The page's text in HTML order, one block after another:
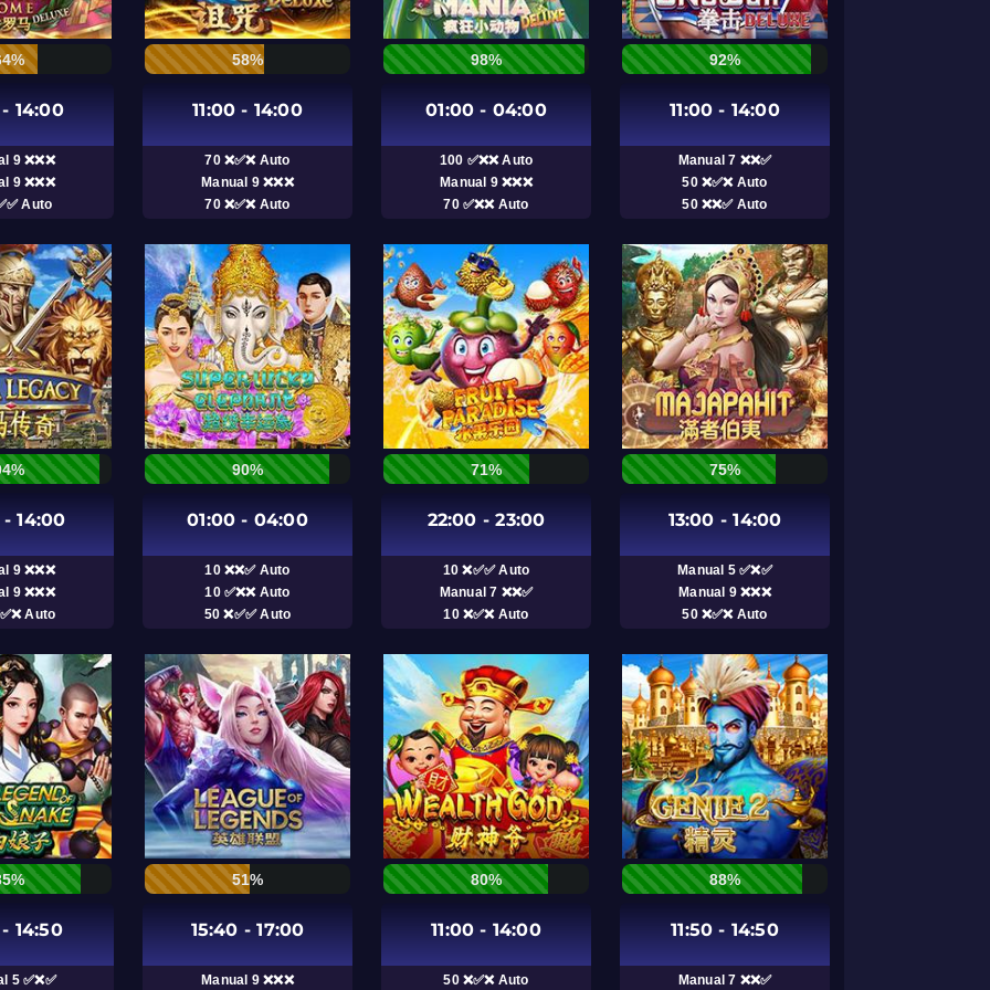
- 14:00
9 ❌❌❌
9 ❌❌❌
Auto
58%
11:00 - 14:00
70 ❌✅❌ Auto
Manual 9 ❌❌❌
70 ❌✅❌ Auto
98%
01:00 - 04:00
100 ✅❌❌ Auto
Manual 9 ❌❌❌
70 ✅❌❌ Auto
92%
11:00 - 14:00
Manual 7 ❌❌✅
50 ❌✅❌ Auto
50 ❌❌✅ Auto
- 14:00
9 ❌❌❌
9 ❌❌❌
Auto
90%
01:00 - 04:00
10 ❌❌✅ Auto
10 ✅❌❌ Auto
50 ❌✅✅ Auto
71%
22:00 - 23:00
10 ❌✅✅ Auto
Manual 7 ❌❌✅
10 ❌✅❌ Auto
75%
13:00 - 14:00
Manual 5 ✅❌✅
Manual 9 ❌❌❌
50 ❌✅❌ Auto
- 14:50
5 ✅❌✅
51%
15:40 - 17:00
Manual 9 ❌❌❌
80%
11:00 - 14:00
50 ❌✅❌ Auto
88%
11:50 - 14:50
Manual 7 ❌❌✅